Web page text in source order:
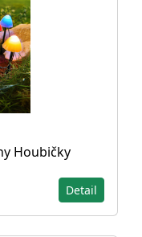
Houbičky
Detail